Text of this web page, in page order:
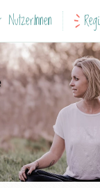
NutzerInnen